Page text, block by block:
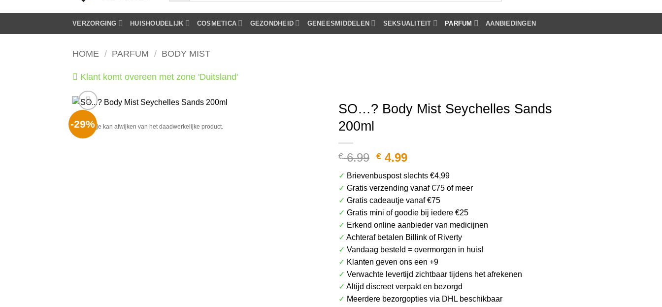
VERZORGING HUISHOUDELIJK COSMETICA GEZONDHEID GENEESMIDDELEN SEKSUALITEIT PARFUM AANBIEDINGEN
HOME / PARFUM / BODY MIST
Klant komt overeen met zone 'Duitsland'
-29%
Het plaatje kan afwijken van het daadwerkelijke product.
Het plaatje kan afwijken van het daadwerkelijke product.
SO…? Body Mist Seychelles Sands
200ml
€6.99 Oorspronkelijke
was:
€ 6.99.
€ 4.99Huidige
is:
€ 4.99.
✓ Brievenbuspost slechts €4,99
✓ Gratis verzending vanaf €75 of meer
✓ Gratis cadeautje vanaf €75
✓ Gratis mini of goodie bij iedere €25
✓ Erkend online aanbieder van medicijnen
✓ Achteraf betalen Billink of Riverty
✓ Vandaag besteld = overmorgen in huis!
✓ Klanten geven ons een +9
✓ Verwachte levertijd zichtbaar tijdens het afrekenen
✓ Altijd discreet verpakt en bezorgd
✓ Meerdere bezorgopties via DHL beschikbaar